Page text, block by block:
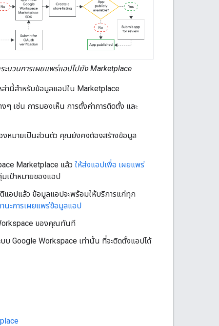
ะบวนการเผยแพร่แอปไปยัง Marketplace
ล่านี้สำหรับข้อมูลแอปใน Marketplace
ๆ เช่น การมองเห็น การตั้งค่าการติดตั้ง และ
งหมายเป็นส่วนตัว คุณยังคงต้องสร้างข้อมูล
Marketplace แล้ว ให้ส่งแอปเพื่อ เผยแพร่
เป้าหมายของแอป
แอปแล้ว ข้อมูลแอปจะพร้อมให้บริการแก่ทุก
นะการเผยแพร่ข้อมูลแอป
ของคุณทันที
บ Google Workspace เท่านั้น ที่จะติดตั้งแอปได้